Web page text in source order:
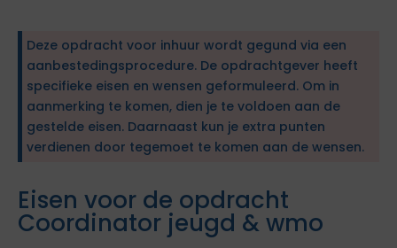
Deze opdracht voor inhuur wordt gegund via een
aanbestedingsprocedure. De opdrachtgever heeft
specifieke eisen en wensen geformuleerd. Om in
aanmerking te komen, dien je te voldoen aan de
gestelde eisen. Daarnaast kun je extra punten
verdienen door tegemoet te komen aan de wensen.
Eisen voor de opdracht
Coordinator jeugd & wmo